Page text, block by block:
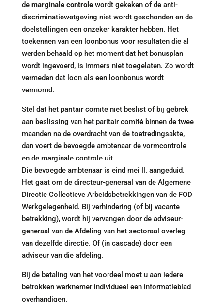
de marginale controlewordt gekeken of de anti-
discriminatiewetgeving niet wordt geschonden en de
doelstellingen een onzeker karakter hebben. Het
toekennen van een loonbonus voor resultaten die al
werden behaald op het moment dat het bonusplan
wordt ingevoerd, is immers niet toegelaten. Zo wordt
vermeden dat loon als een loonbonus wordt
vermomd.
Stel dat het paritair comité niet beslist of bij gebrek
aan beslissing van het paritair comité binnen de twee
maanden na de overdracht van de toetredingsakte,
dan voert de bevoegde ambtenaar de vormcontrole
en de marginale controle uit.
Die bevoegde ambtenaar is eind mei ll. aangeduid.
Het gaat om de directeur-generaal van de Algemene
Directie Collectieve Arbeidsbetrekkingen van de FOD
Werkgelegenheid. Bij verhindering (of bij vacante
betrekking), wordt hij vervangen door de adviseur-
generaal van de Afdeling van het sectoraal overleg
van dezelfde directie. Of (in cascade) door een
adviseur van die afdeling.
Bij de betaling van het voordeel moet u aan iedere
betrokken werknemer individueel een informatieblad
overhandigen.